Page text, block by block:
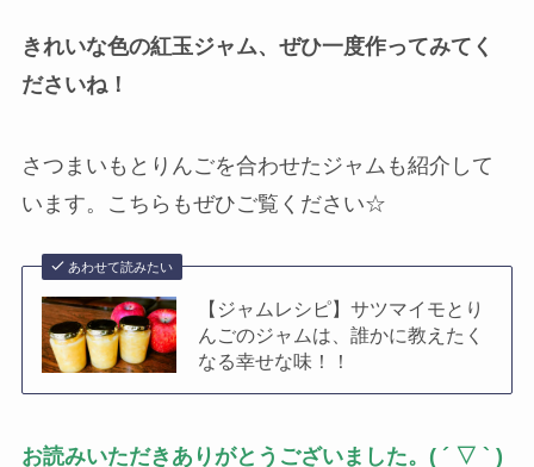
きれいな色の紅玉ジャム、ぜひ一度作ってみてく
ださいね！
さつまいもとりんごを合わせたジャムも紹介して
います。こちらもぜひご覧ください☆
あわせて読みたい
【ジャムレシピ】サツマイモとり
んごのジャムは、誰かに教えたく
なる幸せな味！！
お読みいただきありがとうございました。 ( ´ ▽ ` )